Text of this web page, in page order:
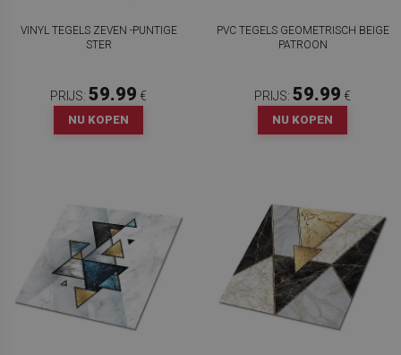
VINYL TEGELS ZEVEN -PUNTIGE
STER
PRIJS: 59.99 €
NU KOPEN
PVC TEGELS GEOMETRISCH BEIGE
PATROON
PRIJS: 59.99 €
NU KOPEN